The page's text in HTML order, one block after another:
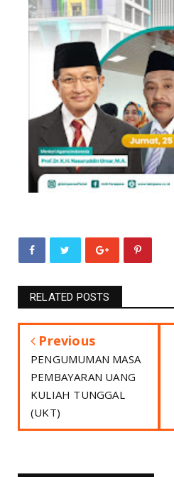
RELATED POSTS
Previous
PENGUMUMAN MASA
PEMBAYARAN UANG
KULIAH TUNGGAL
(UKT)